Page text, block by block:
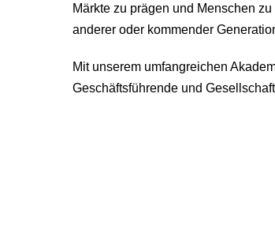
Märkte zu prägen und Menschen
anderer oder kommender
Mit unserem umfangreichen
Geschäftsführende und